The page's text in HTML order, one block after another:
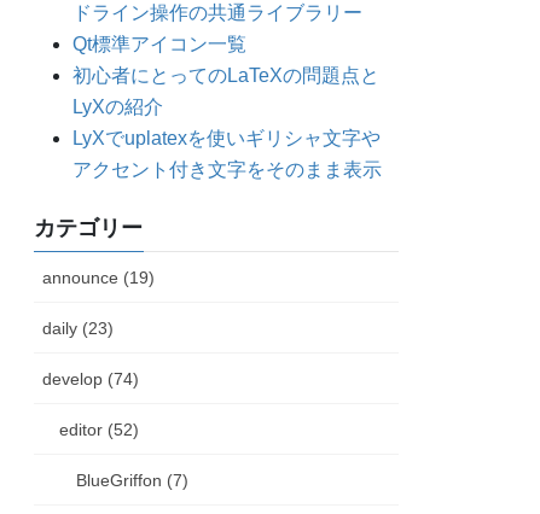
ドライン操作の共通ライブラリー
Qt標準アイコン一覧
初心者にとってのLaTeXの問題点と
LyXの紹介
LyXでuplatexを使いギリシャ文字や
アクセント付き文字をそのまま表示
カテゴリー
announce (19)
daily (23)
develop (74)
editor (52)
BlueGriffon (7)